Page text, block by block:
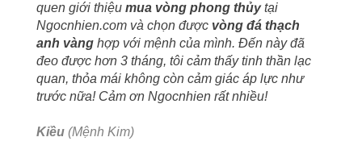
quen giới thiệu mua vòng phong thủytại
Ngocnhien.com và chọn được vòng đá thạch
anh vàng hợp với mệnh của mình. Đến này đã
đeo được hơn 3 tháng, tôi cảm thấy tinh thần lạc
quan, thỏa mái không còn cảm giác áp lực như
trước nữa! Cảm ơn Ngocnhien rất nhiều!
Kiều (Mệnh Kim)